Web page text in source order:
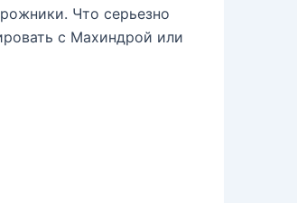
Что серьезно
с Махиндрой или